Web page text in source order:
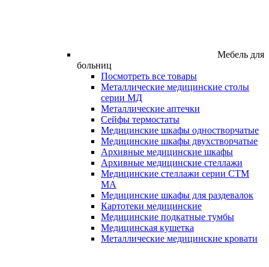
Мебель для
больниц
Посмотреть все товары
Металлические медицинские столы
серии МД
Металлические аптечки
Сейфы термостаты
Медицинские шкафы одностворчатые
Медицинские шкафы двухстворчатые
Архивные медицинские шкафы
Архивные медицинские стеллажи
Медицинские стеллажи серии СТМ
МА
Медицинские шкафы для раздевалок
Картотеки медицинские
Медицинские подкатные тумбы
Медицинская кушетка
Металлические медицинские кровати